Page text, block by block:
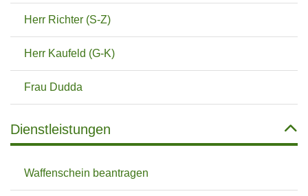
Herr Richter (S-Z)
Herr Kaufeld (G-K)
Frau Dudda
Dienstleistungen
Waffenschein beantragen